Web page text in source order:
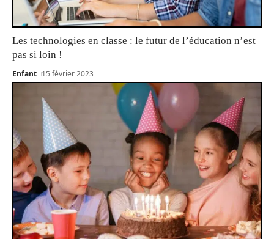
Les technologies en classe : le futur de l’éducation n’est
pas si loin !
Enfant 15 février 2023